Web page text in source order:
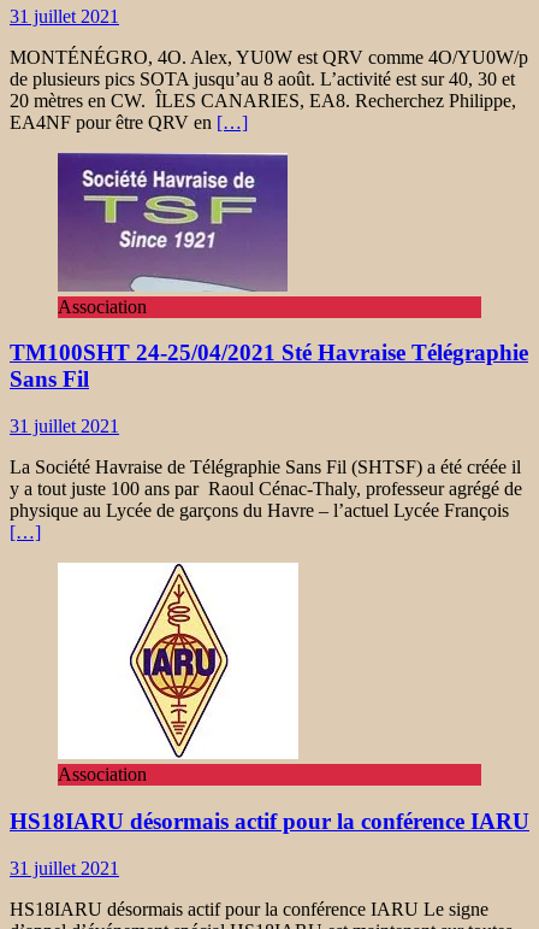
31 juillet 2021
MONTÉNÉGRO, 4O. Alex, YU0W est QRV comme 4O/YU0W/p
de plusieurs pics SOTA jusqu’au 8 août. L’activité est sur 40, 30 et
20 mètres en CW. ÎLES CANARIES, EA8. Recherchez Philippe,
EA4NF pour être QRV en […]
Association
TM100SHT 24-25/04/2021 Sté Havraise Télégraphie
Sans Fil
31 juillet 2021
La Société Havraise de Télégraphie Sans Fil (SHTSF) a été créée il
y a tout juste 100 ans par Raoul Cénac-Thaly, professeur agrégé de
physique au Lycée de garçons du Havre – l’actuel Lycée François
[…]
Association
HS18IARU désormais actif pour la conférence IARU
31 juillet 2021
HS18IARU désormais actif pour la conférence IARU Le signe